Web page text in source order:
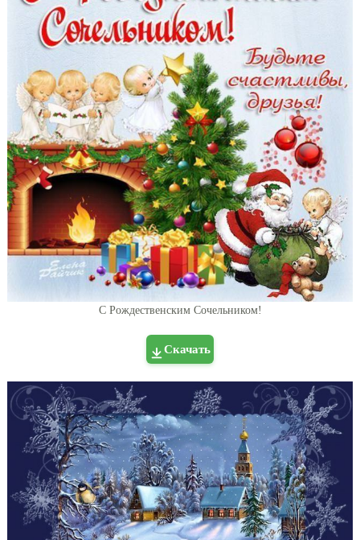
С Рождественским Сочельником!
Скачать